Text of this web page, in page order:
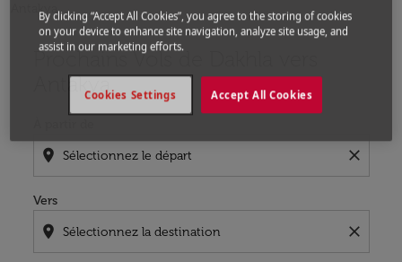
Antakya
Prochains Vols de Dakhla vers
Antakya
location_on close
Vers
location_on close
Aucun tarif trouvé pour les options populaires
By clicking “Accept All Cookies”, you agree to the storing of cookies
on your device to enhance site navigation, analyze site usage, and
assist in our marketing efforts.
Accept All Cookies
Cookies Settings